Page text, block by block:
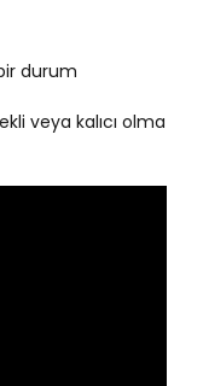
durum
veya kalıcı olma